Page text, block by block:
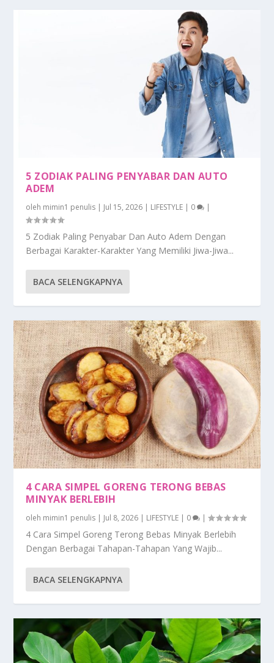
5 ZODIAK PALING PENYABAR DAN AUTO
ADEM
oleh mimin1 penulis | Jul 15, 2026 | LIFESTYLE | 0 |
5 Zodiak Paling Penyabar Dan Auto Adem Dengan
Berbagai Karakter-Karakter Yang Memiliki Jiwa-Jiwa...
BACA SELENGKAPNYA
4 CARA SIMPEL GORENG TERONG BEBAS
MINYAK BERLEBIH
oleh mimin1 penulis | Jul 8, 2026 | LIFESTYLE | 0 |
4 Cara Simpel Goreng Terong Bebas Minyak Berlebih
Dengan Berbagai Tahapan-Tahapan Yang Wajib...
BACA SELENGKAPNYA